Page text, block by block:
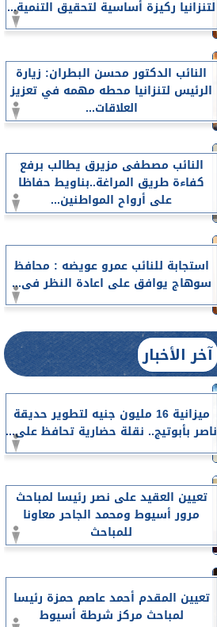
لتنزانيا ركيزة أساسية لتحقيق التنمية...
النائب الدكتور محسن البطران: زيارة
الرئيس لتنزانيا محطه مهمه في تعزيز
العلاقات...
النائب مصطفى مزيرق يطالب برفع
كفاءة طريق المراغة..بناويط حفاظا
على أرواح المواطنين...
استجابة للنائب عمرو عويضه : محافظ
سوهاج يوافق على اعادة النظر فى...
آخر الأخبار
ميزانية 16 مليون جنيه لتطوير حديقة
ناصر بأبوتيج.. نقلة حضارية تحافظ على...
تعيين العقيد على نصر رئيسا لمباحث
مرور أسيوط ومحمد الجاحر معاونا
للمباحث
تعيين المقدم أحمد عاصم حمزة رئيسا
لمباحث مركز شرطة أسيوط